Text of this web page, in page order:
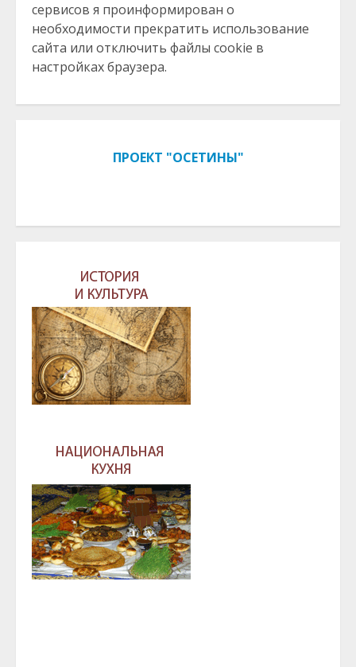
сервисов я проинформирован о
необходимости прекратить использование
сайта или отключить файлы cookie в
настройках браузера.
ПРОЕКТ "ОСЕТИНЫ"